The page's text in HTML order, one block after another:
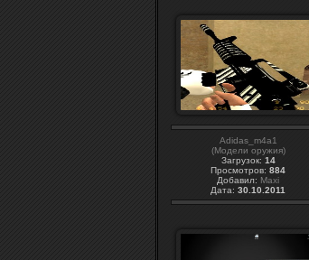
Adidas_m4a1
(Модели оружия)
Загрузок: 14
Просмотров: 884
Добавил: Maxi
Дата: 30.10.2011